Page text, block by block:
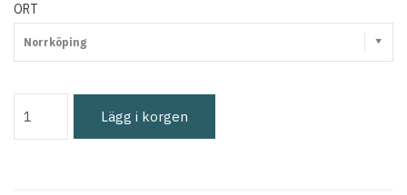
ORT
Norrköping
Lägg i korgen